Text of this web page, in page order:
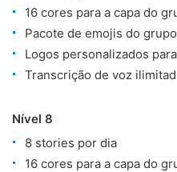
16 cores para a capa do
Pacote de emojis do grupo
Logos personalizados
Transcrição de voz
Nível 8
8 stories por dia
16 cores para a capa do